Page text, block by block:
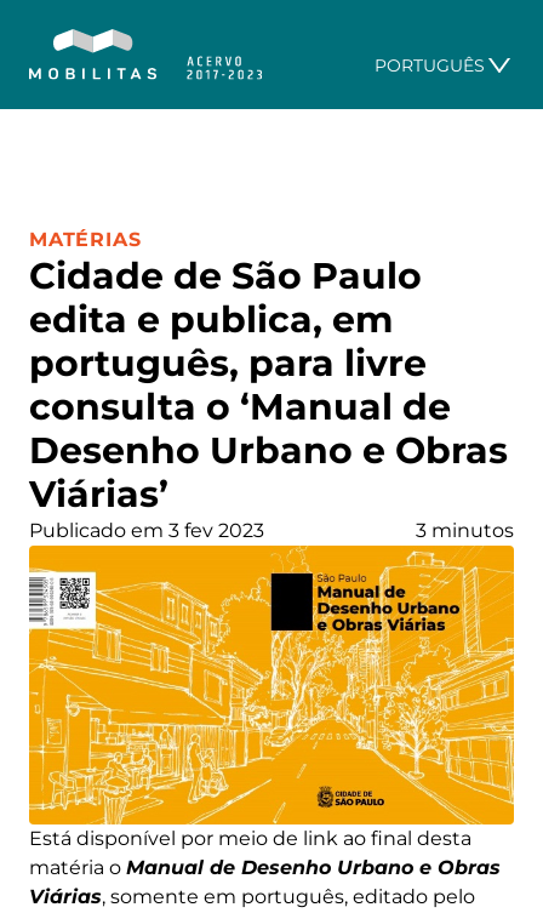
PORTUGUÊS
Cidade de São Paulo
edita e publica, em
português, para livre
consulta o ‘Manual de
Desenho Urbano e Obras
Viárias’
CATEGORIA:
MATÉRIAS
Publicado em 3 fev 2023 3 minutos
Está disponível por meio de link ao final desta
matéria o Manual de Desenho Urbano e Obras
Viárias, somente em português, editado pelo